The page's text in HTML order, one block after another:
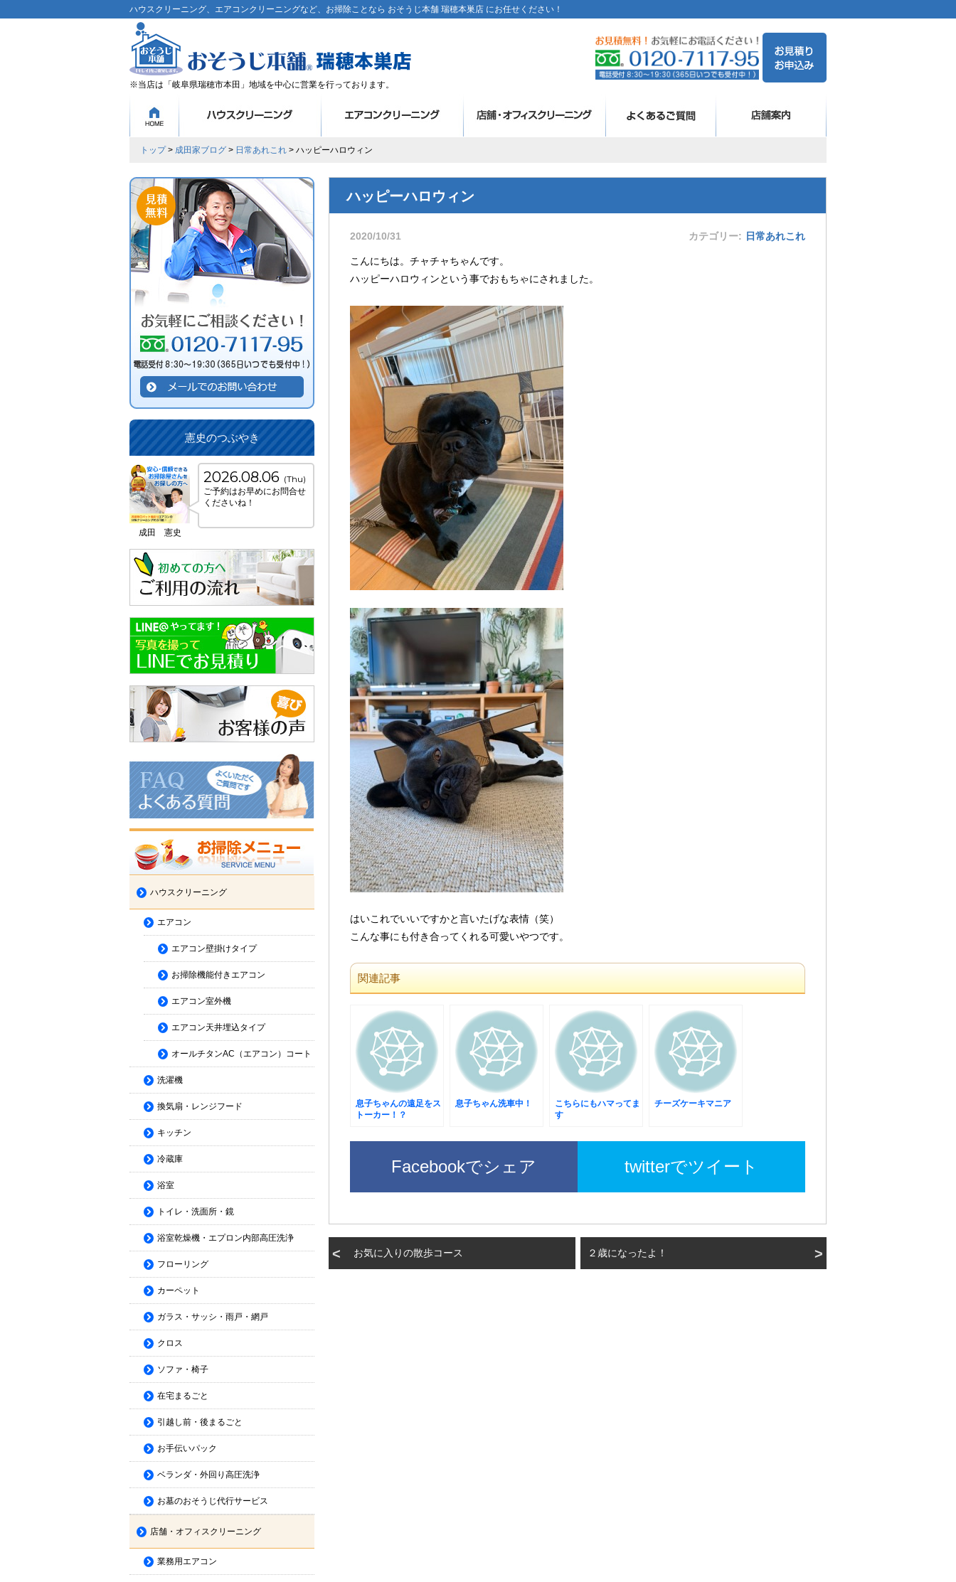
ハウスクリーニング、エアコンクリーニングなど、お掃除ことなら おそうじ本舗 瑞穂本巣店 にお任せください！
※当店は「岐阜県瑞穂市本田」地域を中心に営業を行っております。
トップ> 成田家ブログ > 日常あれこれ > ハッピーハロウィン
ハッピーハロウィン
2020/10/31 カテゴリー 日常あれこれ
こんにちは。チャチャちゃんです。
ハッピーハロウィンという事でおもちゃにされました。
はいこれでいいですかと言いたげな表情（笑）
こんな事にも付き合ってくれる可愛いやつです。
関連記事
息子ちゃんの遠足をス
トーカー！？
息子ちゃん洗車中！
こちらにもハマってま
す
チーズケーキマニア
Facebookでシェア twitterでツイート
お気に入りの散歩コース ２歳になったよ！
憲史のつぶやき
成田 憲史
2026.08.06 (Thu)
ご予約はお早めにお問合せ
くださいね！
ハウスクリーニング
エアコン
エアコン壁掛けタイプ
お掃除機能付きエアコン
エアコン室外機
エアコン天井埋込タイプ
オールチタンAC（エアコン）コート
洗濯機
換気扇・レンジフード
キッチン
冷蔵庫
浴室
トイレ・洗面所・鏡
浴室乾燥機・エプロン内部高圧洗浄
フローリング
カーペット
ガラス・サッシ・雨戸・網戸
クロス
ソファ・椅子
在宅まるごと
引越し前・後まるごと
お手伝いパック
ベランダ・外回り高圧洗浄
お墓のおそうじ代行サービス
店舗・オフィスクリーニング
業務用エアコン